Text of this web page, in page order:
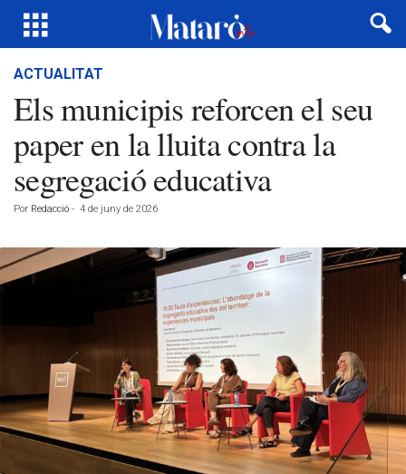
ACTUALITAT
Els municipis reforcen el seu
paper en la lluita contra la
segregació educativa
Por Redacció - 4 de juny de 2026